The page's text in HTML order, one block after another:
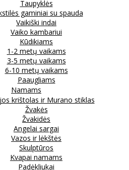
Taupyklės
gaminiai su spauda
Vaikiški indai
Vaiko kambariui
Kūdikiams
1-2 metų vaikams
3-5 metų vaikams
6-10 metų vaikams
Paaugliams
Namams
krištolas ir Murano stiklas
Žvakės
Žvakidės
Angelai sargai
Vazos ir lėkštės
Skulptūros
Kvapai namams
Padėkliukai